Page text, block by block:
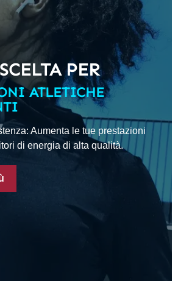
PER
ATLETICHE
Aumenta le tue prestazioni
di energia di alta qualità.